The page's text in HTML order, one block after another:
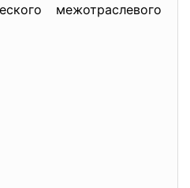
межотраслевого